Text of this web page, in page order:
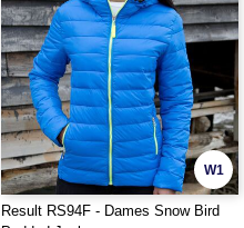
W1
Result RS94F - Dames Snow Bird